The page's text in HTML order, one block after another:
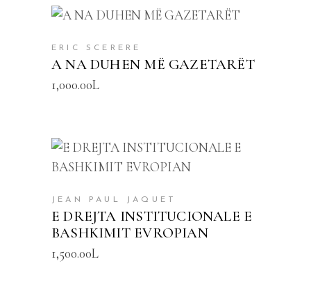
ERIC SCERERE
A NA DUHEN MË GAZETARËT
1,000.00L
JEAN PAUL JAQUET
E DREJTA INSTITUCIONALE E
BASHKIMIT EVROPIAN
1,500.00L